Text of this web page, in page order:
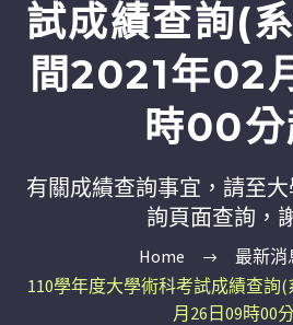
試成績查詢(
間2021年02
時00分
有關成績查詢事宜，請至
詢頁面查詢，
Home
最新消
110學年度大學術科考試成績查詢(
月26日09時00